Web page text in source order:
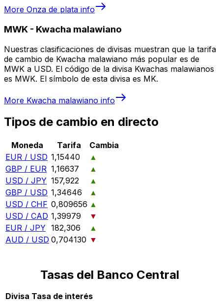
More Onza de plata info
MWK - Kwacha malawiano
Nuestras clasificaciones de divisas muestran que la tarifa
de cambio de Kwacha malawiano más popular es de
MWK a USD. El código de la divisa Kwachas malawianos
es MWK. El símbolo de esta divisa es MK.
More Kwacha malawiano info
Tipos de cambio en directo
Moneda Tarifa
Cambia
EUR / USD 1,15440
▲
GBP / EUR 1,16637
▲
USD / JPY 157,922
▲
GBP / USD 1,34646
▲
USD / CHF 0,809656 ▲
USD / CAD 1,39979
▼
EUR / JPY 182,306
▲
AUD / USD 0,704130 ▼
Tasas del Banco Central
Divisa Tasa de interés